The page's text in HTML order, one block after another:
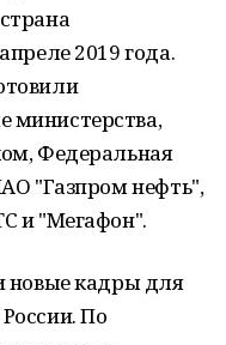
2019 года.
министерства,
Федеральная
"Газпром нефть",
и "Мегафон".
новые кадры для
По